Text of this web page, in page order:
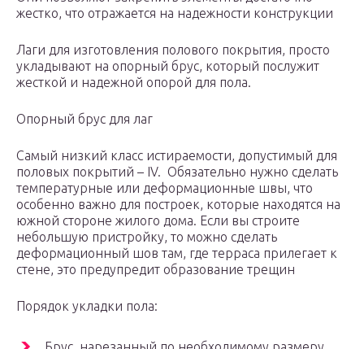
жестко, что отражается на надежности конструкции
Лаги для изготовления полового покрытия, просто
укладывают на опорный брус, который послужит
жесткой и надежной опорой для пола.
Опорный брус для лаг
Самый низкий класс истираемости, допустимый для
половых покрытий – IV. Обязательно нужно сделать
температурные или деформационные швы, что
особенно важно для построек, которые находятся на
южной стороне жилого дома. Если вы строите
небольшую пристройку, то можно сделать
деформационный шов там, где терраса прилегает к
стене, это предупредит образование трещин
Порядок укладки пола: